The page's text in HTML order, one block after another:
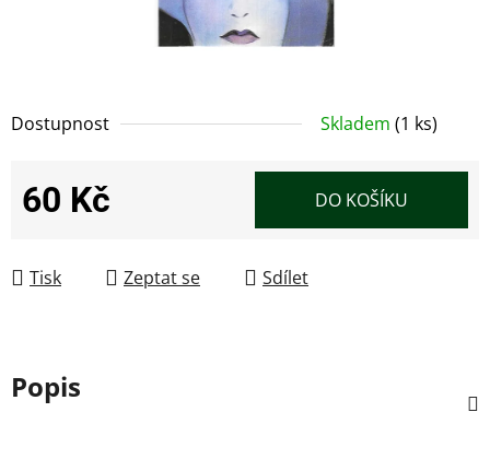
Dostupnost Skladem (1 ks)
60 Kč DO KOŠÍKU
Tisk Zeptat se Sdílet
Popis